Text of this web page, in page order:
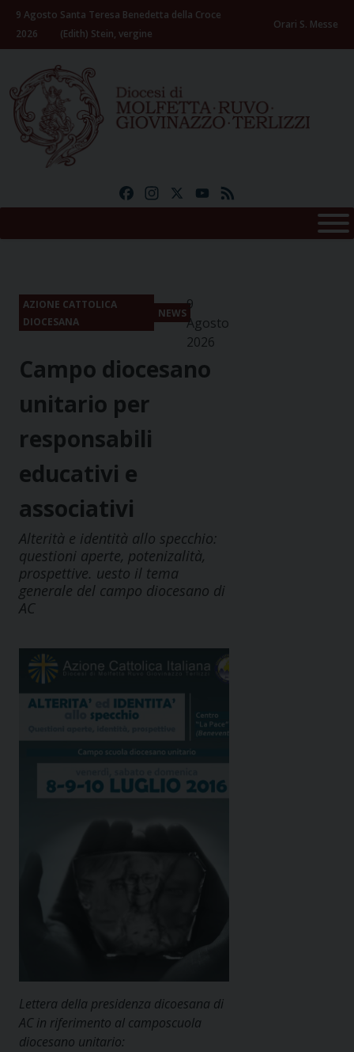
Skip
content
9 Agosto
2026
Santa Teresa Benedetta della Croce
(Edith) Stein, vergine
Orari S. Messe
FacebookInstagramYouTube
AZIONE CATTOLICA
DIOCESANA
NEWS
9
Agosto
2026
Campo diocesano
unitario per
responsabili
educativi e
associativi
Alterità e identità allo specchio:
questioni aperte, potenizalità,
prospettive. uesto il tema
generale del campo diocesano di
AC
Lettera della presidenza dicoesana di
AC in riferimento al camposcuola
diocesano unitario: